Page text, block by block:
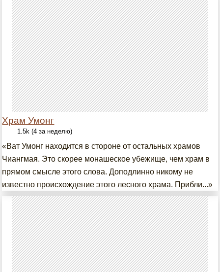
Храм Умонг
1.5k (4 за неделю)
«Ват Умонг находится в стороне от остальных храмов
Чиангмая. Это скорее монашеское убежище, чем храм в
прямом смысле этого слова. Доподлинно никому не
известно происхождение этого лесного храма. Прибли...»